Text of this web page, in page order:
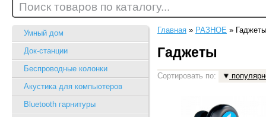
Умный дом
Док-станции
Беспроводные колонки
Акустика для компьютеров
Bluetooth гарнитуры
Главная » РАЗНОЕ » Гаджеты
Гаджеты
Сортировать по:
Поиск товаров по каталогу...